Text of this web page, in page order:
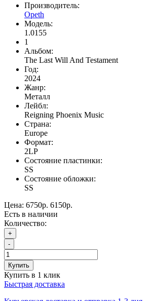
Производитель:
Opeth
Модель:
1.0155
1
Альбом:
The Last Will And Testament
Год:
2024
Жанр:
Meталл
Лейбл:
Reigning Phoenix Music
Страна:
Europe
Формат:
2LP
Состояние пластинки:
SS
Состояние обложки:
SS
Цена: 6750р. 6150р.
Есть в наличии
Количество:
+
-
Купить
Купить в 1 клик
Быстрая доставка